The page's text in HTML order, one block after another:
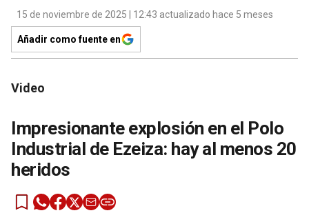
15 de noviembre de 2025 | 12:43 actualizado hace 5 meses
Añadir como fuente en
Video
Impresionante explosión en el Polo
Industrial de Ezeiza: hay al menos 20
heridos